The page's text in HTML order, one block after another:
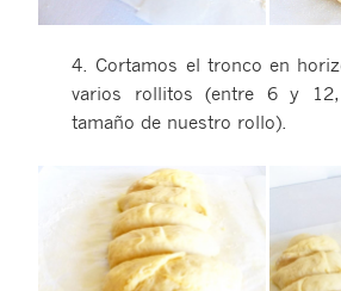
4. Cortamos el tronco en
varios rollitos (entre 6 y 12,
tamaño de nuestro rollo).